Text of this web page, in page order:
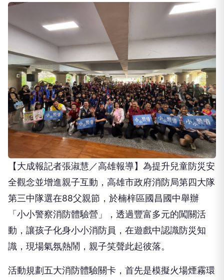
【大成報記者張淑慧／高雄報導】為提升兒童防災安
全觀念並增進親子互動，高雄市政府消防局第四大隊
第三中隊選在88父親節，於楠梓區國昌國中舉辦
「小小警察消防體驗營」，透過豐富多元的闖關活
動，讓孩子化身小小消防員，在遊戲中認識防災知
識，現場氣氛熱鬧，親子笑聲此起彼落。
活動規劃五大消防體驗關卡，首先是模擬火場煙霧環